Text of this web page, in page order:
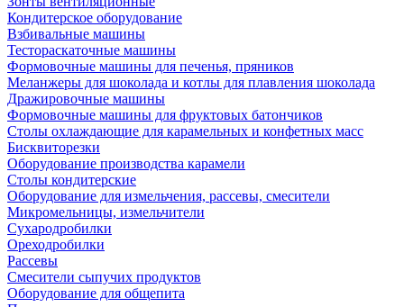
Кондитерское оборудование
Взбивальные машины
Тестораскаточные машины
Формовочные машины для печенья, пряников
Меланжеры для шоколада и котлы для плавления шоколада
Дражировочные машины
Формовочные машины для фруктовых батончиков
Столы охлаждающие для карамельных и конфетных масс
Бисквиторезки
Оборудование производства карамели
Столы кондитерские
Оборудование для измельчения, рассевы, смесители
Микромельницы, измельчители
Сухародробилки
Ореходробилки
Рассевы
Смесители сыпучих продуктов
Оборудование для общепита